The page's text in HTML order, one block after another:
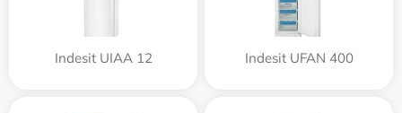
Indesit UIAA 12 Indesit UFAN 400